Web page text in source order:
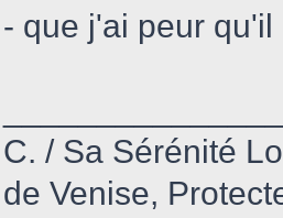
- que j'ai peur
C. / Sa Sérénité
de Venise,